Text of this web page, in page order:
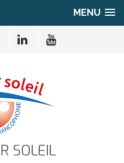
MENU
SOLEIL